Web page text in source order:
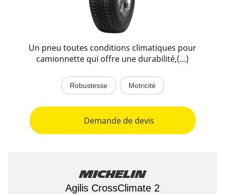
Un pneu toutes conditions climatiques pour
camionnette qui offre une durabilité,(...)
Robustesse Motricité
Demande de devis
Michelin
Agilis CrossClimate 2